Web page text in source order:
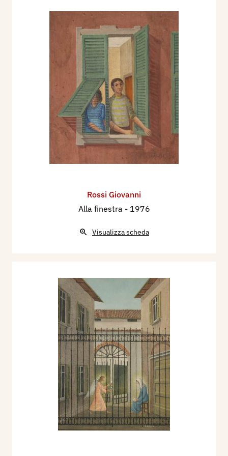
1948 - Parigi - “Mostra d’Arte Decorativa”.
1961 - Fulda (Germania) - “Mostra Pittori
1965 - Zurigo (Svizzera) - “Mostra della Pittura
Contemporanea Italiana”.
Mostre collettive italiane
1933 al 1976 - Como - tutte le mostre di pittura
indette dalle locali Associazioni Professionisti
Artisti - Sindacato CISL - Associazione Belle Arti.
1942 - Bergamo - “Premio Bergamo”.
1946 - 1948 - Bergamo - “Premio Bergamo
1946 - Roma “Sei pittori lombardi”.
1947 - 1949 - Milano - Angelicum - “Mostra
1947 - 1948 - 1949 - Milano-Como-Rovereto -
di Pittura Contemporanea”.
1956 - 1960 - 1966 - Como e Lissone - “Mostra
Pittori Lombardi contemporanei”.
1960 - Como - “Premio Caravella”64.
1961 - 1963 - 1968 - Como - “Premio Manlio
Rho” e “Colonnina d’Oro”.
1961 - 1963 - 1964 - Campione d’Italia -
“Premio Internazionale di Pittura”.
1958 - 1967 - Milano - “Mostra Nazionale della
Permanente”.
1966 - Busto Arsizio - “Premio Arturo Tosi”.
Rossi Giovanni
Alla finestra - 1976
Visualizza scheda